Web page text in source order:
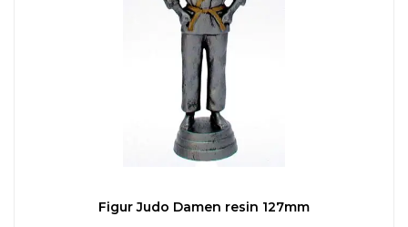
Figur Judo Damen resin 127mm